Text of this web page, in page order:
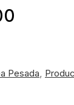
Pesada,